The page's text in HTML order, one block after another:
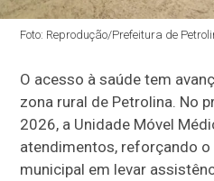
Foto: Reprodução/Prefeitura de
O acesso à saúde tem
zona rural de Petrolina. No
2026, a Unidade Móvel
atendimentos, reforçando
municipal em levar